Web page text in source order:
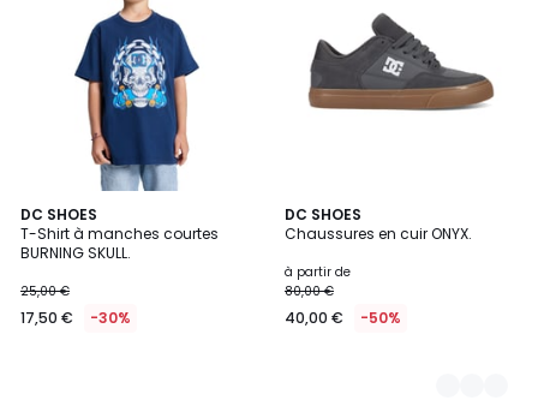
DC SHOES
T-Shirt à manches courtes
BURNING SKULL.
25,00 €
17,50 € -30%
DC SHOES
Chaussures en cuir ONYX.
à partir de
80,00 €
40,00 € -50%
5
Couleurs